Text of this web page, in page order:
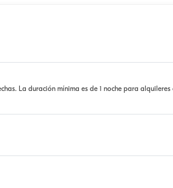
La duración mínima es de 1 noche para alquileres